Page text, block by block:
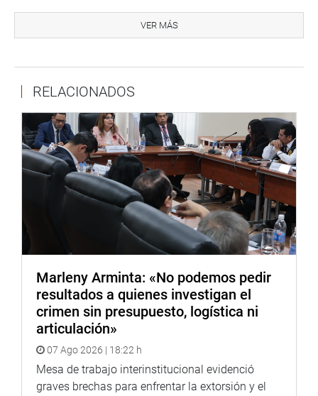
invocando al Ejecutivo a adoptar estrategias reales y
eficaces contra el crimen organizado, en lugar de
realiza en el marco de sus funciones de fiscalización y
representación, amparada en la Constitución Política y el
Reglamento del Congreso de la República, reafirmando su
compromiso de defender la seguridad, tranquilidad y
derechos de la población tacneña.
DESPACHO CONGRESISTA ESMERALDA LIMACHI
VER MÁS
RELACIONADOS
Marleny Arminta: «No podemos pedir
resultados a quienes investigan el
crimen sin presupuesto, logística ni
articulación»
07 Ago 2026 | 18:22 h
Mesa de trabajo interinstitucional evidenció
graves brechas para enfrentar la extorsión y el